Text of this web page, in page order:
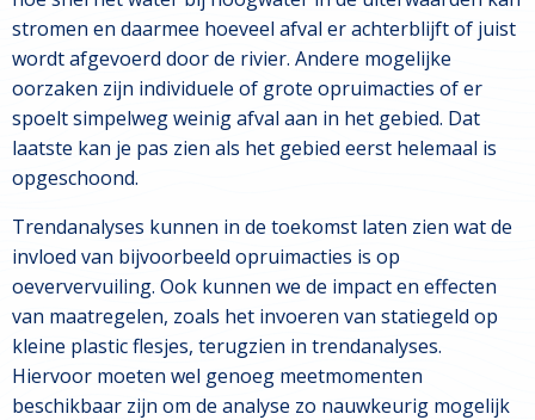
stromen en daarmee hoeveel afval er achterblijft of juist
wordt afgevoerd door de rivier. Andere mogelijke
oorzaken zijn individuele of grote opruimacties of er
spoelt simpelweg weinig afval aan in het gebied. Dat
laatste kan je pas zien als het gebied eerst helemaal is
opgeschoond.
Trendanalyses kunnen in de toekomst laten zien wat de
invloed van bijvoorbeeld opruimacties is op
oeververvuiling. Ook kunnen we de impact en effecten
van maatregelen, zoals het invoeren van statiegeld op
kleine plastic flesjes, terugzien in trendanalyses.
Hiervoor moeten wel genoeg meetmomenten
beschikbaar zijn om de analyse zo nauwkeurig mogelijk